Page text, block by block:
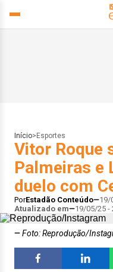
Início> Esportes
Vitor Roque
Palmeiras e
duelo com
PorEstadão Conteúdo 19/
Atualizado em
19/05/25 -
Foto: Reprodução/